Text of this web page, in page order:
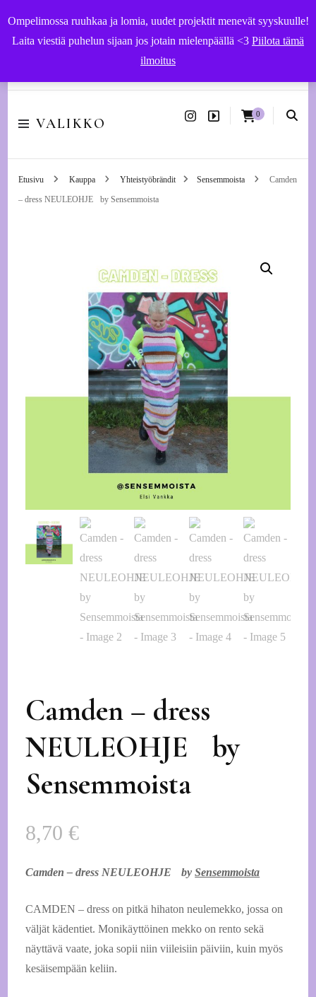
Ompelimossa ruuhkaa ja lomia, uudet projektit menevät syyskuulle!
Laita viestiä puhelun sijaan jos jotain mielenpäällä <3 Piilota tämä
ilmoitus
VALIKKO
0
Etusivu Kauppa Yhteistyöbrändit Sensemmoista
Camden
– dress NEULEOHJE by Sensemmoista
Camden – dress
NEULEOHJE by
Sensemmoista
8,70€
Camden – dress NEULEOHJE bySensemmoista
CAMDEN – dress on pitkä hihaton neulemekko, jossa on
väljät kädentiet. Monikäyttöinen mekko on rento sekä
näyttävä vaate, joka sopii niin viileisiin päiviin, kuin myös
kesäisempään keliin.